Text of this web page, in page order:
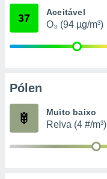
estudos
e
37 Aceitável
O₃ (94 µg/m³)
Pólen
Muito baixo
Relva (4 #/m³)